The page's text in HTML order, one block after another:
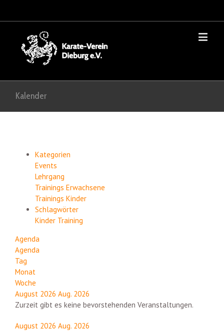
Kalender
Kategorien
Events
Lehrgang
Trainings Erwachsene
Trainings Kinder
Schlagwörter
Kinder Training
Agenda
Agenda
Tag
Monat
Woche
August 2026 Aug. 2026
Zurzeit gibt es keine bevorstehenden Veranstaltungen.
August 2026 Aug. 2026